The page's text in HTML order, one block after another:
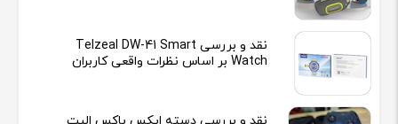
نقد و بررسی Telzeal DW-41 Smart
Watch بر اساس نظرات واقعی کاربران